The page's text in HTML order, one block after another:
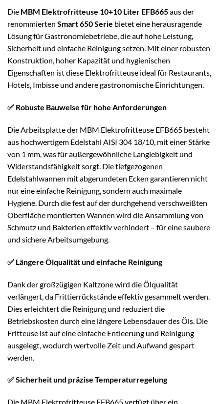
Die MBM Elektrofritteuse 10+10 Liter EFB665aus der
renommierten Smart 650 Serie bietet eine herausragende
Lösung für Gastronomiebetriebe, die auf hohe Leistung,
Sicherheit und einfache Reinigung setzen. Mit einer robusten
Konstruktion, hoher Kapazität und hygienischen
Eigenschaften ist diese Elektrofritteuse ideal für Restaurants,
Hotels, Imbisse und andere gastronomische Einrichtungen.
✅ Robuste Bauweise für hohe Anforderungen
Die Arbeitsplatte der MBM Elektrofritteuse EFB665 besteht
aus hochwertigem Edelstahl AISI 304 18/10, mit einer Stärke
von 1 mm, was für außergewöhnliche Langlebigkeit und
Widerstandsfähigkeit sorgt. Die tiefgezogenen
Edelstahlwannen mit abgerundeten Ecken garantieren nicht
nur eine einfache Reinigung, sondern auch maximale
Hygiene. Durch die fest auf der durchgehend verschweißten
Oberfläche montierten Wannen wird die Ansammlung von
Schmutz und Bakterien effektiv verhindert – für eine saubere
und sichere Arbeitsumgebung.
✅ Längere Ölqualität und einfache Reinigung
Dank der großzügigen Kaltzone wird die Ölqualität
verlängert, da Frittierrückstände effektiv gesammelt werden.
Dies erleichtert die Reinigung und reduziert die
Betriebskosten durch eine längere Lebensdauer des Öls. Die
Fritteuse ist auf eine einfache Entleerung und Reinigung
ausgelegt, wodurch wertvolle Zeit und Aufwand gespart
werden.
✅ Sicherheit und präzise Temperaturregelung
Die MBM Elektrofritteuse EFB665 verfügt über ein